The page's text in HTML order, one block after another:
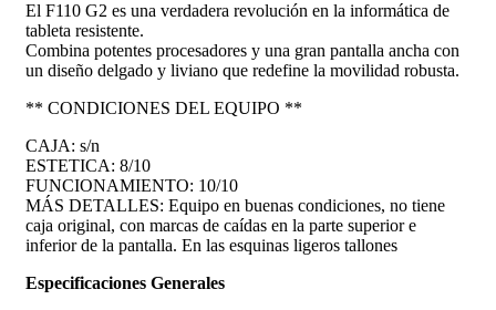
El F110 G2 es una verdadera revolución en la informática de
tableta resistente.
Combina potentes procesadores y una gran pantalla ancha con
un diseño delgado y liviano que redefine la movilidad robusta.
** CONDICIONES DEL EQUIPO **
CAJA: s/n
ESTETICA: 8/10
FUNCIONAMIENTO: 10/10
MÁS DETALLES: Equipo en buenas condiciones, no tiene
caja original, con marcas de caídas en la parte superior e
inferior de la pantalla. En las esquinas ligeros tallones
Especificaciones Generales